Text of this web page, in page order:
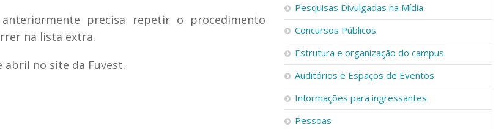
precisa repetir o procedimento
na lista extra.
abril no site da Fuvest.
Pesquisas Divulgadas na Mídia
Concursos Públicos
Estrutura e organização do campus
Auditórios e Espaços de Eventos
Informações para ingressantes
Pessoas